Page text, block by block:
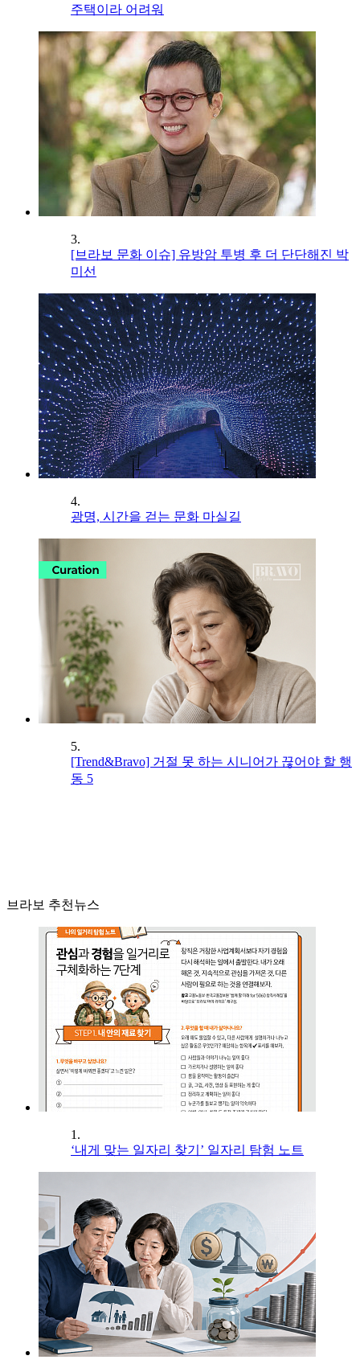
주택이라 어려워
3.
[브라보 문화 이슈] 유방암 투병 후 더 단단해진 박
미선
4.
광명, 시간을 걷는 문화 마실길
5.
[Trend&Bravo] 거절 못 하는 시니어가 끊어야 할 행
동 5
브라보 추천뉴스
1.
‘내게 맞는 일자리 찾기’ 일자리 탐험 노트